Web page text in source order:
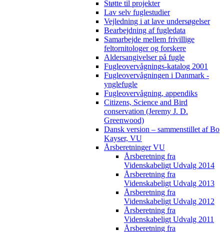
Støtte til projekter
Lav selv fuglestudier
Vejledning i at lave undersøgelser
Bearbejdning af fugledata
Samarbejde mellem frivillige
feltornitologer og forskere
Aldersangivelser på fugle
Fugleovervågnings-katalog 2001
Fugleovervågningen i Danmark -
ynglefugle
Fugleovervågning, appendiks
Citizens, Science and Bird
conservation (Jeremy J. D.
Greenwood)
Dansk version – sammenstillet af Bo
Kayser, VU
Årsberetninger VU
Årsberetning fra
Videnskabeligt Udvalg 2014
Årsberetning fra
Videnskabeligt Udvalg 2013
Årsberetning fra
Videnskabeligt Udvalg 2012
Årsberetning fra
Videnskabeligt Udvalg 2011
Årsberetning fra